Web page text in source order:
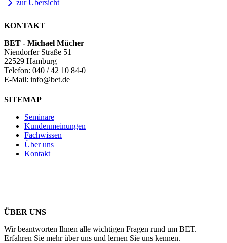
zur Übersicht
KONTAKT
BET - Michael Mücher
Niendorfer Straße 51
22529 Hamburg
Telefon: 040 / 42 10 84-0
E-Mail: info@bet.de
SITEMAP
Seminare
Kundenmeinungen
Fachwissen
Über uns
Kontakt
ÜBER UNS
Wir beantworten Ihnen alle wichtigen Fragen rund um BET.
Erfahren Sie mehr über uns und lernen Sie uns kennen.